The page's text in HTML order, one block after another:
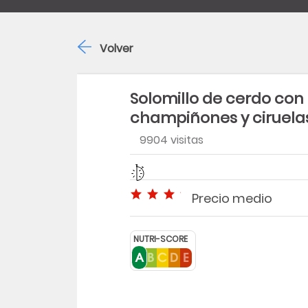
Solomillo de cerdo con
champiñones y
9904 visitas
Dificultad
Tiempo
Precio medio Precio medio
NUTRI-SCORE
Volver